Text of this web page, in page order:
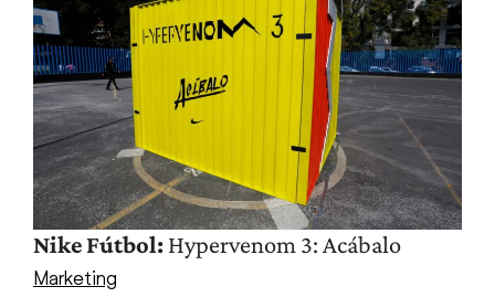
Nike Fútbol:Hypervenom 3: Acábalo
Marketing